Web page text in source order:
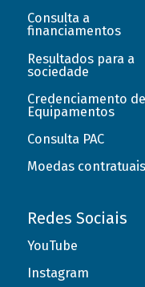
Consulta a
financiamentos
Resultados para a
sociedade
Credenciamento de
Equipamentos
Consulta PAC
Moedas contratuais
Redes Sociais
YouTube
Instagram